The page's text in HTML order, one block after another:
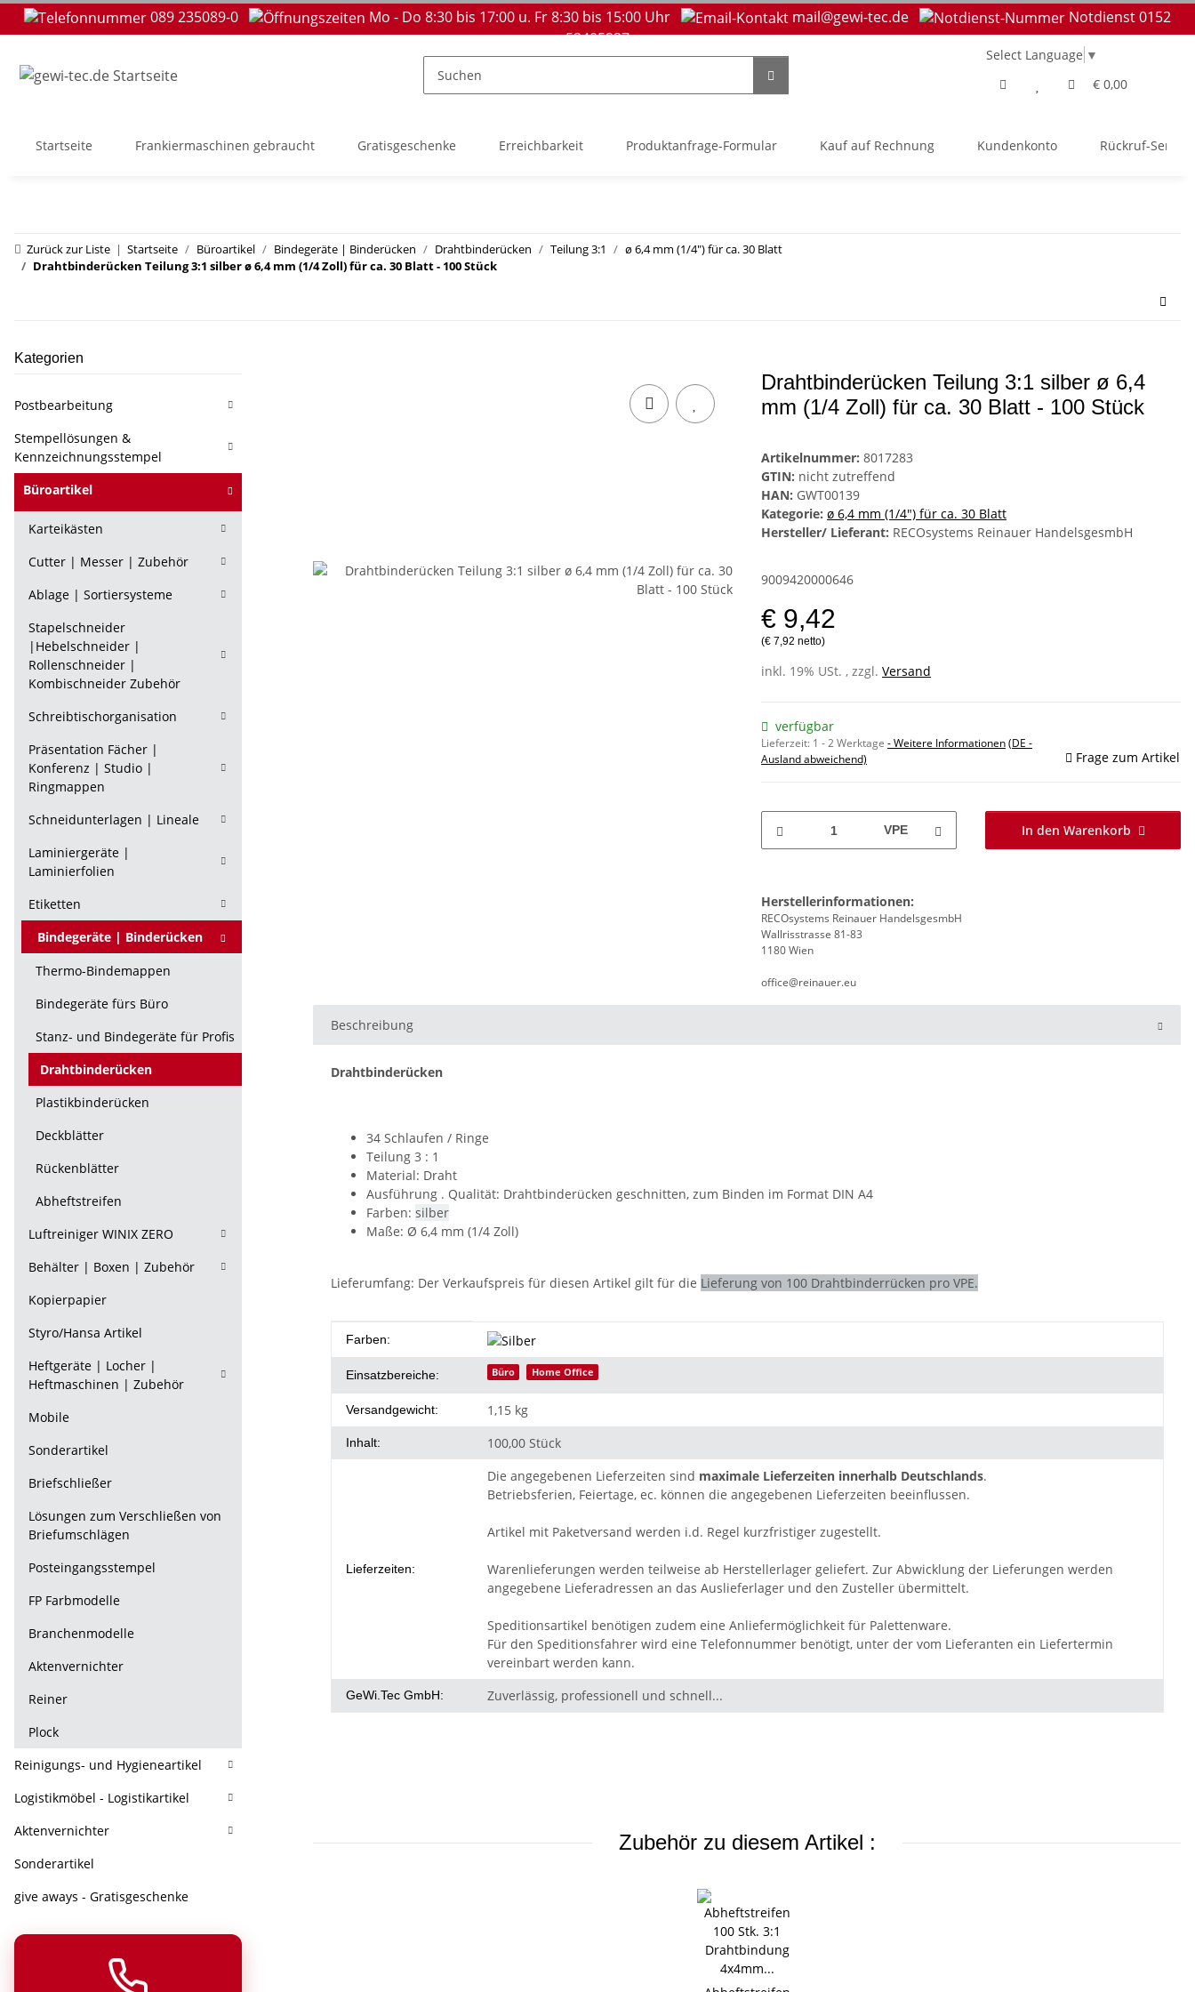
089 235089-0 Mo - Do 8:30 bis 17:00 u. Fr 8:30 bis 15:00 Uhr mail@gewi-tec.de
Notdienst 0152
53405237
Select Language ▼
€ 0,00
Startseite Frankiermaschinen gebraucht Gratisgeschenke Erreichbarkeit Produktanfrage-Formular Kauf auf Rechnung Kundenkonto Rückruf-Service
Zurück zur Liste Startseite Büroartikel Bindegeräte | Binderücken Drahtbinderücken Teilung 3:1
ø 6,4 mm (1/4") für ca. 30 Blatt
Drahtbinderücken Teilung 3:1 silber ø 6,4 mm (1/4 Zoll) für ca. 30 Blatt - 100 Stück
Drahtbinderücken Teilung 3:1 silber ø 6,4
mm (1/4 Zoll) für ca. 30 Blatt - 100 Stück
Artikelnummer: 8017283
GTIN: nicht zutreffend
HAN: GWT00139
Kategorie: ø 6,4 mm (1/4") für ca. 30 Blatt
Hersteller/ Lieferant: RECOsystems Reinauer HandelsgesmbH
9009420000646
€ 9,42
(€ 7,92 netto)
inkl. 19% USt. , zzgl. Versand
verfügbar
Lieferzeit: 1 - 2 Werktage - Weitere Informationen(DE -
Ausland abweichend)
Frage zum Artikel
VPE In den Warenkorb
Herstellerinformationen:
RECOsystems Reinauer HandelsgesmbH
Wallrisstrasse 81-83
1180 Wien
office@reinauer.eu
Beschreibung
Drahtbinderücken
34 Schlaufen / Ringe
Teilung 3 : 1
Material: Draht
Ausführung . Qualität: Drahtbinderücken geschnitten, zum Binden im Format DIN A4
Farben: silber
Maße: Ø 6,4 mm (1/4 Zoll)
Lieferumfang: Der Verkaufspreis für diesen Artikel gilt für die Lieferung von 100 Drahtbinderrücken pro VPE.
Produkteigenschaft
Wert
Farben:
Einsatzbereiche: Büro Home Office
Versandgewicht: 1,15 kg
Inhalt: 100,00 Stück
Lieferzeiten:
Die angegebenen Lieferzeiten sind maximale Lieferzeiten innerhalb Deutschlands.
Betriebsferien, Feiertage, ec. können die angegebenen Lieferzeiten beeinflussen.
Artikel mit Paketversand werden i.d. Regel kurzfristiger zugestellt.
Warenlieferungen werden teilweise ab Herstellerlager geliefert. Zur Abwicklung der Lieferungen werden
angegebene Lieferadressen an das Auslieferlager und den Zusteller übermittelt.
Speditionsartikel benötigen zudem eine Anliefermöglichkeit für Palettenware.
Für den Speditionsfahrer wird eine Telefonnummer benötigt, unter der vom Lieferanten ein Liefertermin
vereinbart werden kann.
GeWi.Tec GmbH: Zuverlässig, professionell und schnell...
Zubehör zu diesem Artikel :
Kategorien
Postbearbeitung
Stempellösungen &
Kennzeichnungsstempel
Büroartikel
Karteikästen
Cutter | Messer | Zubehör
Ablage | Sortiersysteme
Stapelschneider
|Hebelschneider |
Rollenschneider |
Kombischneider Zubehör
Schreibtischorganisation
Präsentation Fächer |
Konferenz | Studio |
Ringmappen
Schneidunterlagen | Lineale
Laminiergeräte |
Laminierfolien
Etiketten
Bindegeräte | Binderücken
Thermo-Bindemappen
Bindegeräte fürs Büro
Stanz- und Bindegeräte für Profis
Drahtbinderücken
Plastikbinderücken
Deckblätter
Rückenblätter
Abheftstreifen
Luftreiniger WINIX ZERO
Behälter | Boxen | Zubehör
Kopierpapier
Styro/Hansa Artikel
Heftgeräte | Locher |
Heftmaschinen | Zubehör
Mobile
Sonderartikel
Briefschließer
Lösungen zum Verschließen von
Briefumschlägen
Posteingangsstempel
FP Farbmodelle
Branchenmodelle
Aktenvernichter
Reiner
Plock
Reinigungs- und Hygieneartikel
Logistikmöbel - Logistikartikel
Aktenvernichter
Sonderartikel
give aways - Gratisgeschenke